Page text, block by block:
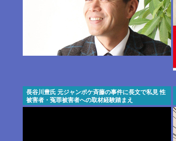
長谷川豊氏 元ジャンポケ斉藤の事件に長文で私見 性
被害者・冤罪被害者への取材経験踏まえ